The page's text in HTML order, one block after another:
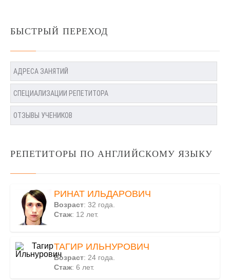
БЫСТРЫЙ ПЕРЕХОД
АДРЕСА ЗАНЯТИЙ
СПЕЦИАЛИЗАЦИИ РЕПЕТИТОРА
ОТЗЫВЫ УЧЕНИКОВ
РЕПЕТИТОРЫ ПО АНГЛИЙСКОМУ ЯЗЫКУ
РИНАТ ИЛЬДАРОВИЧ
Возраст: 32 года.
Стаж: 12 лет.
ТАГИР ИЛЬНУРОВИЧ
Возраст: 24 года.
Стаж: 6 лет.